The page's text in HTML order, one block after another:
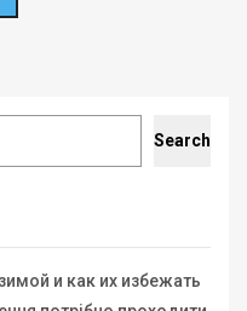
Search
и как их избежать